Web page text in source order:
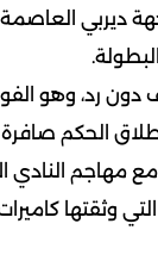
ديربي
دون رد، وهو
الحكم صافرة
مع مهاجم النادي
وثقتها كاميرات